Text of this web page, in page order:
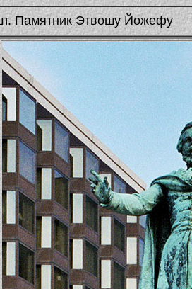
Памятник Этвошу Йожефу